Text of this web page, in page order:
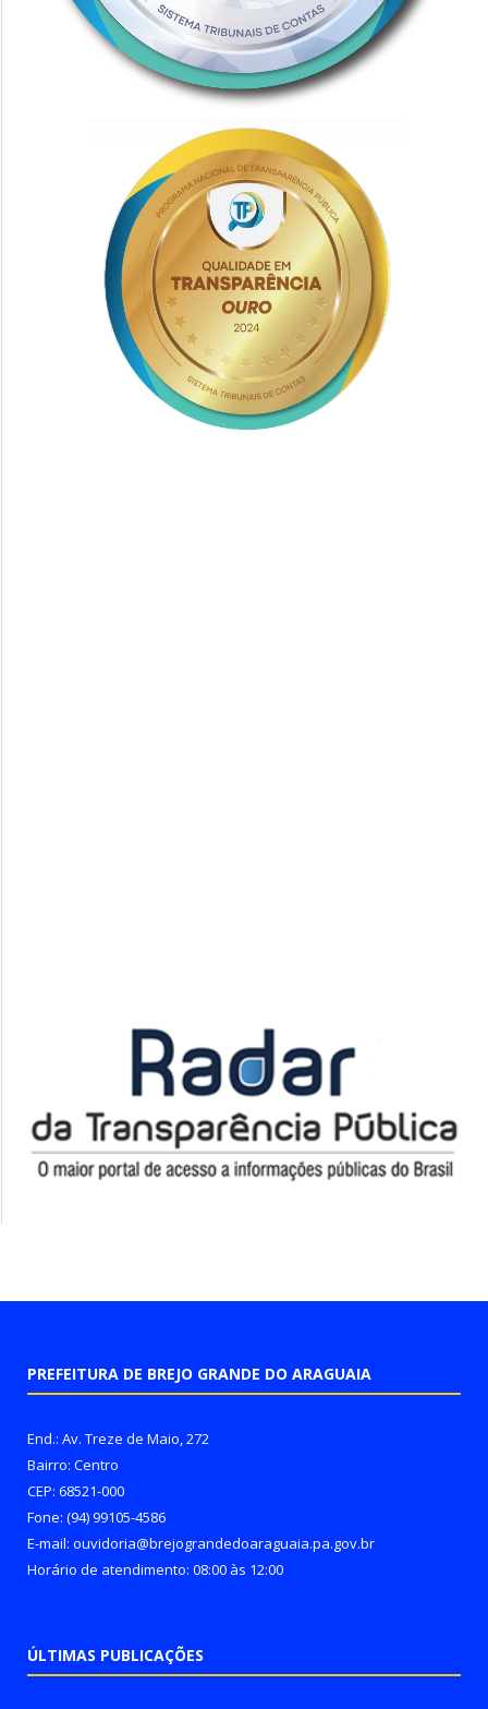
PREFEITURA DE BREJO GRANDE DO ARAGUAIA
End.: Av. Treze de Maio, 272
Bairro: Centro
CEP: 68521-000
Fone: (94) 99105-4586
E-mail: ouvidoria@brejograndedoaraguaia.pa.gov.br
Horário de atendimento: 08:00 às 12:00
ÚLTIMAS PUBLICAÇÕES